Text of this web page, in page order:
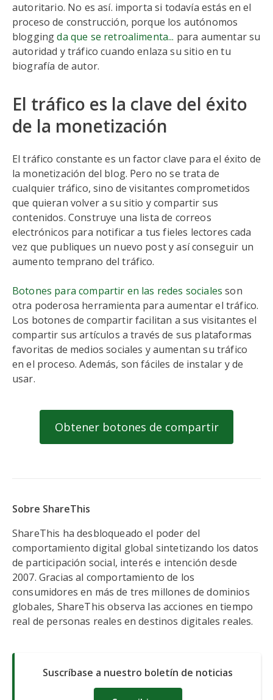
autoritario. No es así. importa si todavía estás en el
proceso de construcción, porque los autónomos
bloggingda que se retroalimenta... para aumentar su
autoridad y tráfico cuando enlaza su sitio en tu
biografía de autor.
El tráfico es la clave del éxito
de la monetización
El tráfico constante es un factor clave para el éxito de
la monetización del blog. Pero no se trata de
cualquier tráfico, sino de visitantes comprometidos
que quieran volver a su sitio y compartir sus
contenidos. Construye una lista de correos
electrónicos para notificar a tus fieles lectores cada
vez que publiques un nuevo post y así conseguir un
aumento temprano del tráfico.
Botones para compartir en las redes sociales son
otra poderosa herramienta para aumentar el tráfico.
Los botones de compartir facilitan a sus visitantes el
compartir sus artículos a través de sus plataformas
favoritas de medios sociales y aumentan su tráfico
en el proceso. Además, son fáciles de instalar y de
usar.
Obtener botones de compartir
Sobre ShareThis
ShareThis ha desbloqueado el poder del
comportamiento digital global sintetizando los datos
de participación social, interés e intención desde
2007. Gracias al comportamiento de los
consumidores en más de tres millones de dominios
globales, ShareThis observa las acciones en tiempo
real de personas reales en destinos digitales reales.
Suscríbase a nuestro boletín de noticias